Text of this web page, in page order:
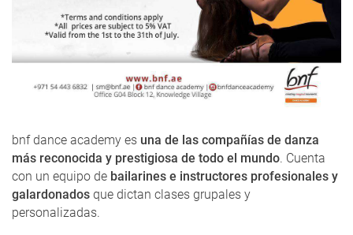
bnf dance academy es una de las compañías de danza
más reconocida y prestigiosa de todo el mundo. Cuenta
con un equipo de bailarines e instructores profesionales y
galardonados que dictan clases grupales y
personalizadas.